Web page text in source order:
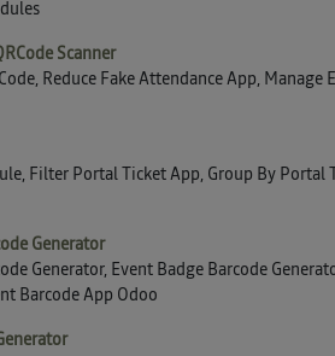
Scanner
Reduce Fake Attendance App,
Filter Portal Ticket App, Group By Portal
Generator
Generator, Event Badge Barcode
Barcode App Odoo